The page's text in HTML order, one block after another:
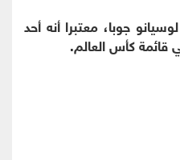
جوبا، معتبرا أنه أحد
قائمة كأس العالم.